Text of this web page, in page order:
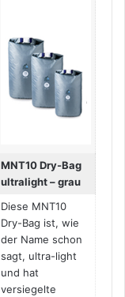
MNT10 Dry-Bag
ultralight – grau
Diese MNT10
Dry-Bag ist, wie
der Name schon
sagt, ultra-light
und hat
versiegelte